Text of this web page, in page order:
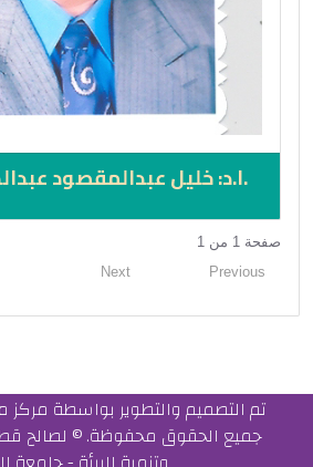
.ا.د: خليل عبدالمقصود
صفحة 1 من 1
Previous
Next
تم التصميم والتطوير بواسطة
جميع الحقوق محفوظة. © لصالح